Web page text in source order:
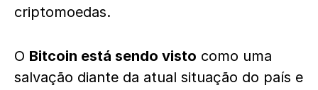
criptomoedas.
O Bitcoin está sendo visto como uma
salvação diante da atual situação do país e